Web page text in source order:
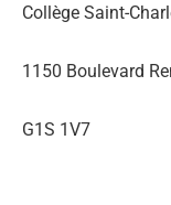
Collège Saint-
1150 Boulevard
G1S 1V7